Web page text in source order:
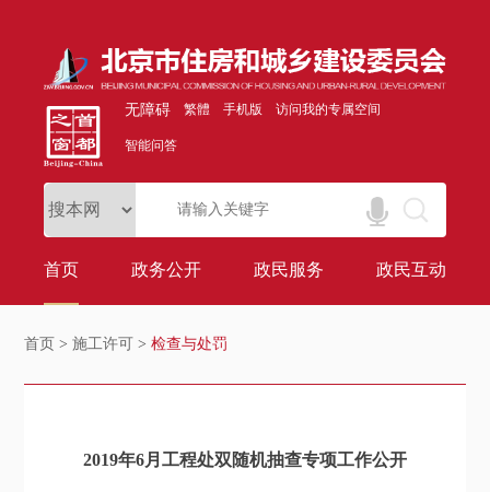
无障碍 繁體 手机版 访问我的专属空间
智能问答
首页 政务公开 政民服务 政民互动
首页 >施工许可 >检查与处罚
2019年6月工程处双随机抽查专项工作公开